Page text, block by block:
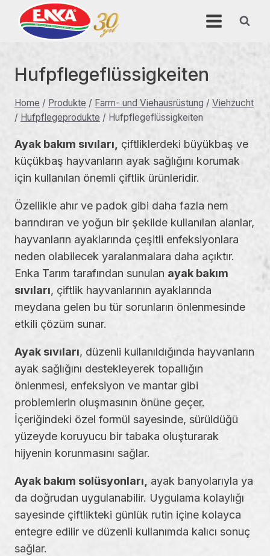
content
Hufpflegeflüssigkeiten
Home / Produkte / Farm- und Viehausrüstung / Viehzucht
/ Hufpflegeprodukte / Hufpflegeflüssigkeiten
Ayak bakım sıvıları, çiftliklerdeki büyükbaş ve
küçükbaş hayvanların ayak sağlığını korumak
için kullanılan önemli çiftlik ürünleridir.
Özellikle ahır ve padok gibi daha fazla nem
barındıran ve yoğun bir şekilde kullanılan alanlar,
hayvanların ayaklarında çeşitli enfeksiyonlara
neden olabilecek yaralanmalara daha açıktır.
Enka Tarım tarafından sunulan ayak bakım
sıvıları, çiftlik hayvanlarının ayaklarında
meydana gelen bu tür sorunların önlenmesinde
etkili çözüm sunar.
Ayak sıvıları, düzenli kullanıldığında hayvanların
ayak sağlığını destekleyerek topallığın
önlenmesi, enfeksiyon ve mantar gibi
problemlerin oluşmasının önüne geçer.
İçeriğindeki özel formül sayesinde, sürüldüğü
yüzeyde koruyucu bir tabaka oluşturarak
hijyenin korunmasını sağlar.
Ayak bakım solüsyonları, ayak banyolarıyla ya
da doğrudan uygulanabilir. Uygulama kolaylığı
sayesinde çiftlikteki günlük rutin içine kolayca
entegre edilir ve düzenli kullanımda kalıcı sonuç
sağlar.